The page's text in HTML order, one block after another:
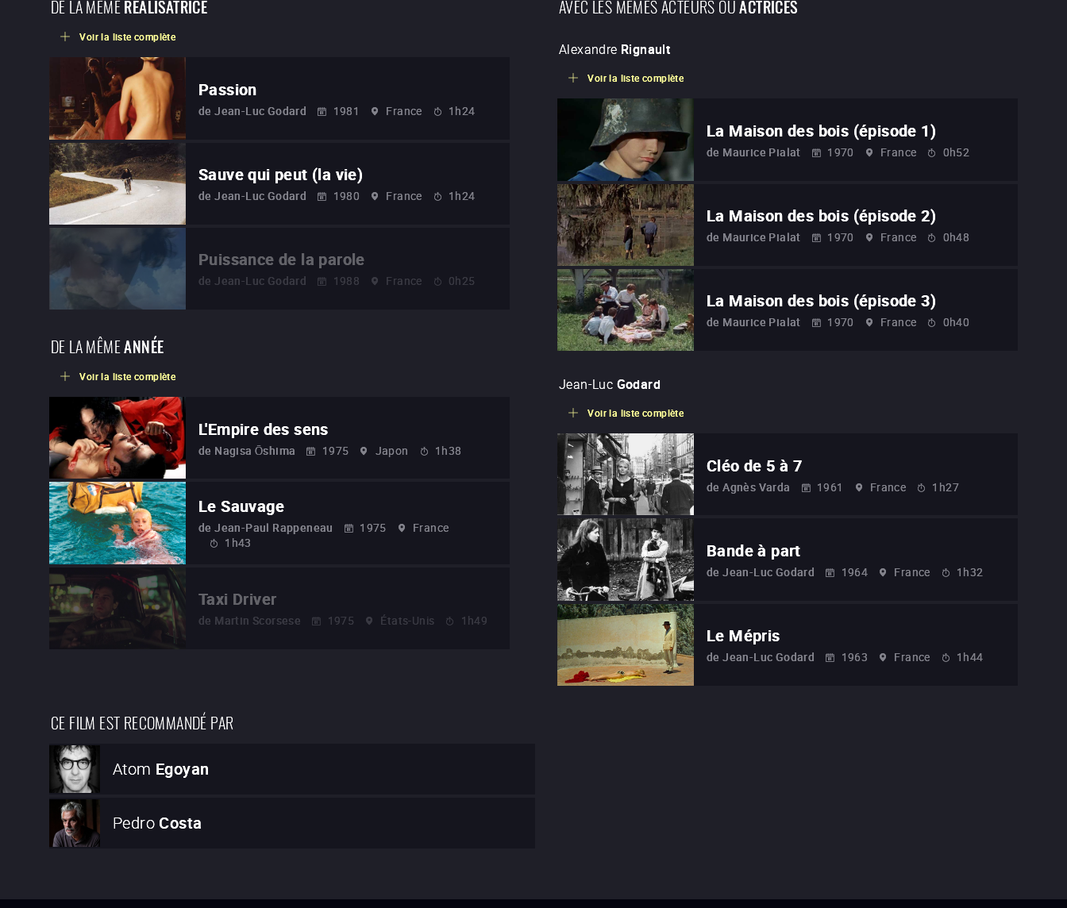
DE LA MÊMERÉALISATRICE
Voir la liste complète
Passion
de Jean-Luc Godard 1981 France 1h24
Sauve qui peut (la vie)
de Jean-Luc Godard 1980 France 1h24
Puissance de la parole
de Jean-Luc Godard 1988 France 0h25
DE LA MÊMEANNÉE
Voir la liste complète
L'Empire des sens
de Nagisa Ōshima 1975 Japon 1h38
Le Sauvage
de Jean-Paul Rappeneau 1975
France
1h43
Taxi Driver
de Martin Scorsese 1975 États-Unis 1h49
AVEC LES MÊMES ACTEURS OUACTRICES
Alexandre Rignault
Voir la liste complète
La Maison des bois (épisode 1)
de Maurice Pialat 1970 France 0h52
La Maison des bois (épisode 2)
de Maurice Pialat 1970 France 0h48
La Maison des bois (épisode 3)
de Maurice Pialat 1970 France 0h40
Jean-Luc Godard
Voir la liste complète
Cléo de 5 à 7
de Agnès Varda 1961 France 1h27
Bande à part
de Jean-Luc Godard 1964 France 1h32
Le Mépris
de Jean-Luc Godard 1963 France 1h44
CE FILM EST RECOMMANDÉ PAR
Atom Egoyan
Pedro Costa